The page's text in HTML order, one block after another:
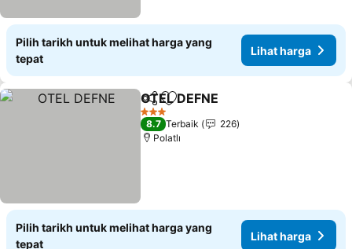
Pilih tarikh untuk melihat harga yang
tepat
Lihat harga
KongsiTambah ke favorit
OTEL DEFNE
3 Bintang
8.7 Terbaik
226
Polatlı
Pilih tarikh untuk melihat harga yang
tepat
Lihat harga